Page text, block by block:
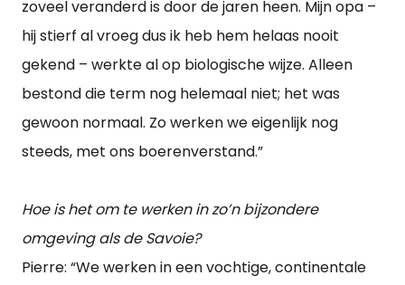
zoveel veranderd is door de jaren heen. Mijn opa –
hij stierf al vroeg dus ik heb hem helaas nooit
gekend – werkte al op biologische wijze. Alleen
bestond die term nog helemaal niet; het was
gewoon normaal. Zo werken we eigenlijk nog
steeds, met ons boerenverstand.”
Hoe is het om te werken in zo’n bijzondere
omgeving als de Savoie?
Pierre: “We werken in een vochtige, continentale